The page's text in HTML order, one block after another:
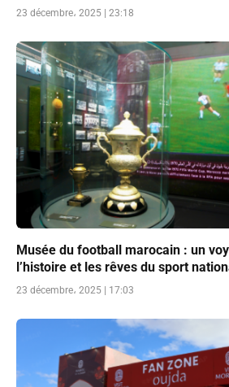
23 décembre، 2025 | 23:18
Musée du football marocain : un
l’histoire et les rêves du sport
23 décembre، 2025 | 17:03